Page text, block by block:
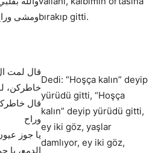
ومشىbırakıp gitti.
قال لمت
خاطركن،
قال
وراح
يا جوز
الدمع، يا
Dedi: “Hoşça kalın” deyip
yürüdü gitti, “Hoşça
kalın” deyip yürüdü gitti,
ey iki göz, yaşlar
damlıyor, ey iki göz,